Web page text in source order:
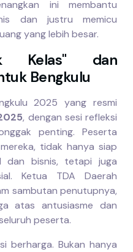
ini membantu
dan justru memicu
yang lebih besar.
Kelas" dan
Bengkulu
2025 yang resmi
, dengan sesi refleksi
penting. Peserta
tidak hanya siap
dan bisnis, tetapi juga
Ketua TDA Daerah
sambutan penutupnya,
atas antusiasme dan
peserta.
berharga. Bukan hanya